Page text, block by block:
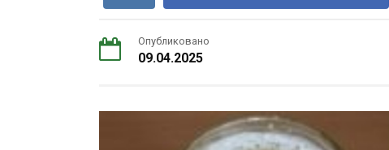
Опубликовано
09.04.2025